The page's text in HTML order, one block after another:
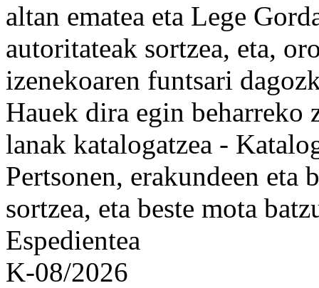
altan ematea eta Lege
autoritateak sortzea, eta,
izenekoaren funtsari
Hauek dira egin beharreko
lanak katalogatzea -
Pertsonen, erakundeen eta
sortzea, eta beste mota
Espedientea
K-08/2026